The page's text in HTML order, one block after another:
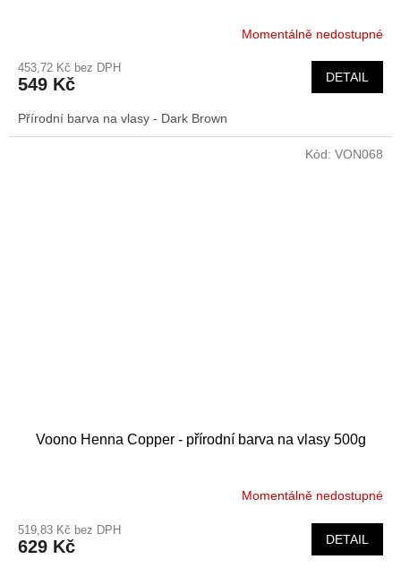
Momentálně nedostupné
453,72 Kč bez DPH
549 Kč DETAIL
Přírodní barva na vlasy - Dark Brown
Voono Henna Copper - přírodní barva na vlasy 500g
Momentálně nedostupné
519,83 Kč bez DPH
629 Kč DETAIL
Kód: VON068